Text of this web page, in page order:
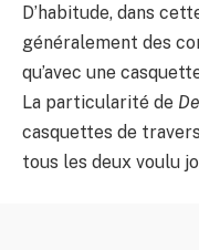
D’habitude, dans
généralement des
qu’avec une
La particularité de
casquettes de
tous les deux voulu